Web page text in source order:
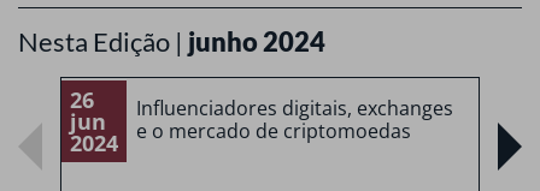
Nesta Edição | junho 2024
26
jun
2024
Influenciadores digitais, exchanges
e o mercado de criptomoedas